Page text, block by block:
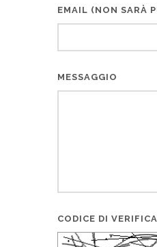
EMAIL (NON SARÀ
MESSAGGIO
CODICE DI VERIFICA